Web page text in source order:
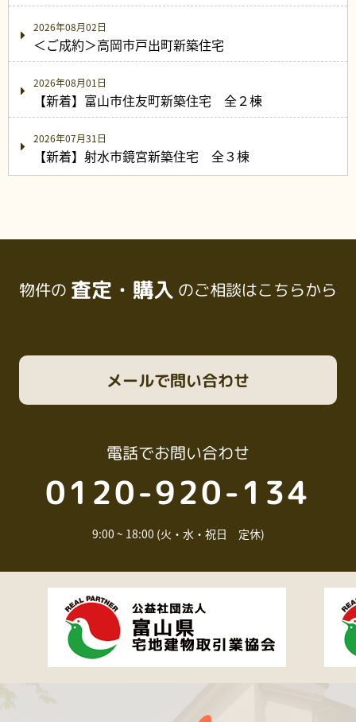
2026年08月02日
＜ご成約＞高岡市戸出町新築住宅
2026年08月01日
【新着】富山市住友町新築住宅 全２棟
2026年07月31日
【新着】射水市鏡宮新築住宅 全３棟
物件の 査定・購入 のご相談はこちらから
電話でお問い合わせ
0120-920-134
9:00 ~ 18:00 (火・水・祝日 定休)
メールで問い合わせ